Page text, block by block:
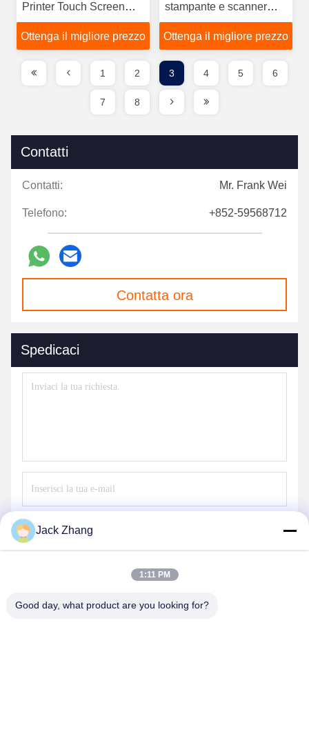
Printer Touch Screen
Smart Order Payment
Terminal
Ottenga il migliore prezzo
stampante e scanner
touch
Ottenga il migliore prezzo
1 2 3 4 5 6
7 8
Contatti
Contatti: Mr. Frank Wei
Telefono: +852-59568712
Contatta ora
Spedicaci
Jack Zhang
1:11 PM
Good day, what product are you looking for?